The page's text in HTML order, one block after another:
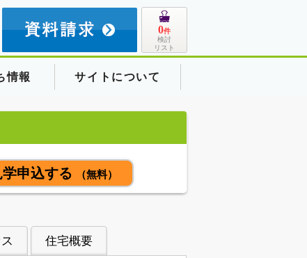
0件
検討
リスト
情報 サイトについて
学申込する （無料）
住宅概要